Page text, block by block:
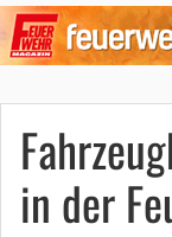
in der